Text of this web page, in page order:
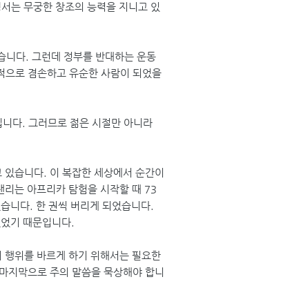
는 무궁한 창조의 능력을 지니고 있
니다. 그런데 정부를 반대하는 운동
로 겸손하고 유순한 사람이 되었을
다. 그러므로 젊은 시절만 아니라
습니다. 이 복잡한 세상에서 순간이
리는 아프리카 탐험을 시작할 때 73
니다. 한 권씩 버리게 되었습니다.
기 때문입니다.
위를 바르게 하기 위해서는 필요한
지막으로 주의 말씀을 묵상해야 합니